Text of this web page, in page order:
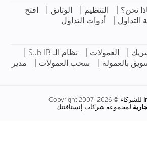
نحن؟ | التنظيم | الوثائق |
افتح
التداول |
أدوات التداول
| العمولات | نظام الـ Sub IB |
بالعمولة | سحب العمولات |
مدير
للشركاء © Copyright 2007-2026
لمجموعة شركات إنستافنتك